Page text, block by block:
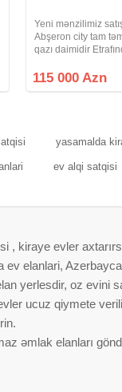
Yeni mənzilimiz
Abşeron city tam
qazı daimidir
obyektlerinə
115 000 Azn
yasamalda
ev alqi satqisi
, kiraye evler
elanlari,
yerlesdir, oz evini
ucuz qiymete
əmlak elanları